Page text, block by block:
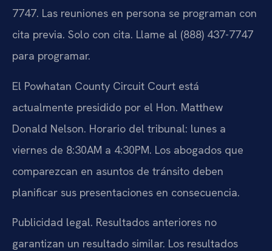
7747. Las reuniones en persona se programan con
cita previa. Solo con cita. Llame al (888) 437-7747
para programar.
El Powhatan County Circuit Court está
actualmente presidido por el Hon. Matthew
Donald Nelson. Horario del tribunal: lunes a
viernes de 8:30AM a 4:30PM. Los abogados que
comparezcan en asuntos de tránsito deben
planificar sus presentaciones en consecuencia.
Publicidad legal. Resultados anteriores no
garantizan un resultado similar. Los resultados